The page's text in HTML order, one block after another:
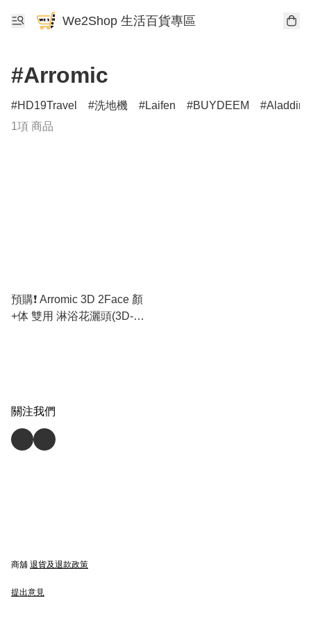
We2Shop 生活百貨專區
#Arromic
HD19Travel 洗地機 Laifen BUYDEEM
Aladdin
1項 商品
預購❗️ Arromic 3D 2Face 顏
+体 雙用 淋浴花灑頭(3D-
關注我們
商舖 退貨及退款政策
提出意見